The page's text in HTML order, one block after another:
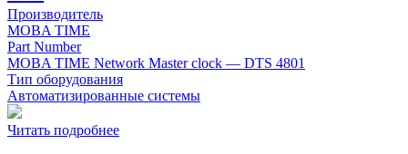
Производитель
MOBA TIME
Part Number
MOBA TIME Network Master clock — DTS 4801
Тип оборудования
Автоматизированные системы
Читать подробнее